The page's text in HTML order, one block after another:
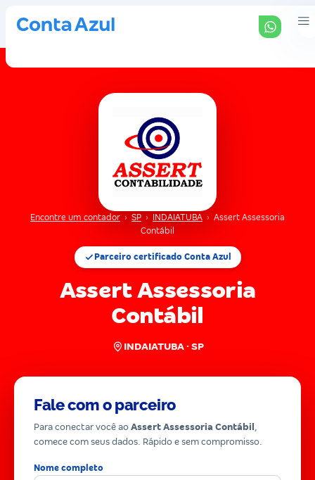
Encontre um contador › SP › INDAIATUBA › Assert Assessoria
Contábil
Parceiro certificado Conta Azul
Assert Assessoria
Contábil
INDAIATUBA · SP
Fale com o parceiro
Para conectar você ao Assert Assessoria Contábil ,
comece com seus dados. Rápido e sem compromisso.
Nome completo